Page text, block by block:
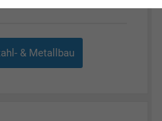
& Metallbau